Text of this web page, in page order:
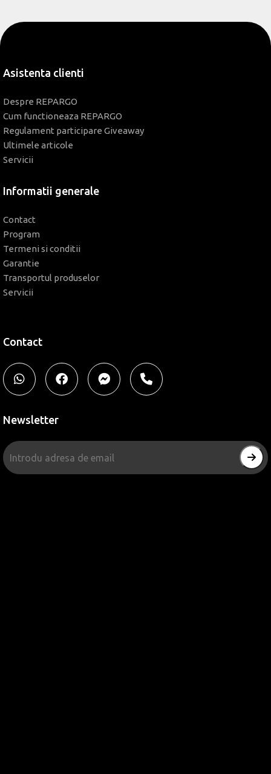
Asistenta clienti
Despre REPARGO
Cum functioneaza REPARGO
Regulament participare Giveaway
Ultimele articole
Servicii
Informatii generale
Contact
Program
Termeni si conditii
Garantie
Transportul produselor
Servicii
Contact
Newsletter